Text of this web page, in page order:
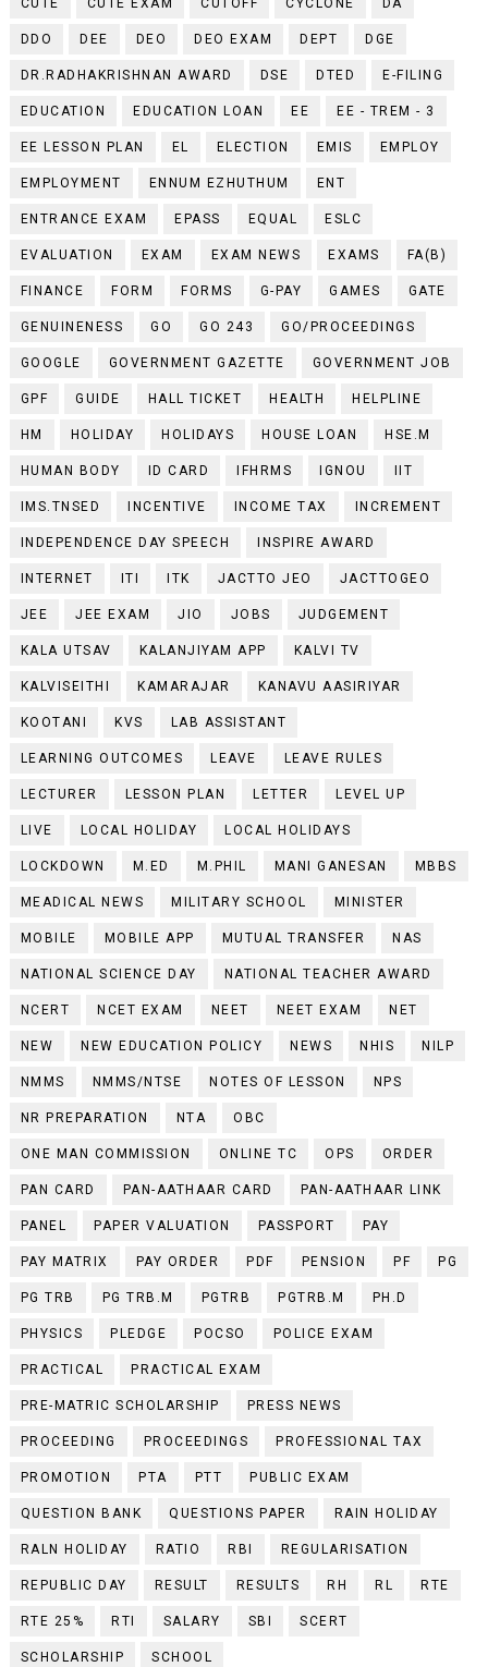
DDO DEE DEO DEO EXAM DEPT DGE
DR.RADHAKRISHNAN AWARD DSE DTED E-FILING
EDUCATION EDUCATION LOAN EE EE - TREM - 3
EE LESSON PLAN EL ELECTION EMIS EMPLOY
EMPLOYMENT ENNUM EZHUTHUM ENT
ENTRANCE EXAM EPASS EQUAL ESLC
EVALUATION EXAM EXAM NEWS EXAMS FA(B)
FINANCE FORM FORMS G-PAY GAMES GATE
GENUINENESS GO GO 243 GO/PROCEEDINGS
GOOGLE GOVERNMENT GAZETTE GOVERNMENT JOB
GPF GUIDE HALL TICKET HEALTH HELPLINE
HM HOLIDAY HOLIDAYS HOUSE LOAN HSE.M
HUMAN BODY ID CARD IFHRMS IGNOU IIT
IMS.TNSED INCENTIVE INCOME TAX INCREMENT
INDEPENDENCE DAY SPEECH INSPIRE AWARD
INTERNET ITI ITK JACTTO JEO JACTTOGEO
JEE JEE EXAM JIO JOBS JUDGEMENT
KALA UTSAV KALANJIYAM APP KALVI TV
KALVISEITHI KAMARAJAR KANAVU AASIRIYAR
KOOTANI KVS LAB ASSISTANT
LEARNING OUTCOMES LEAVE LEAVE RULES
LECTURER LESSON PLAN LETTER LEVEL UP
LIVE LOCAL HOLIDAY LOCAL HOLIDAYS
LOCKDOWN M.ED M.PHIL MANI GANESAN MBBS
MEADICAL NEWS MILITARY SCHOOL MINISTER
MOBILE MOBILE APP MUTUAL TRANSFER NAS
NATIONAL SCIENCE DAY NATIONAL TEACHER AWARD
NCERT NCET EXAM NEET NEET EXAM NET
NEW NEW EDUCATION POLICY NEWS NHIS NILP
NMMS NMMS/NTSE NOTES OF LESSON NPS
NR PREPARATION NTA OBC
ONE MAN COMMISSION ONLINE TC OPS ORDER
PAN CARD PAN-AATHAAR CARD PAN-AATHAAR LINK
PANEL PAPER VALUATION PASSPORT PAY
PAY MATRIX PAY ORDER PDF PENSION PF PG
PG TRB PG TRB.M PGTRB PGTRB.M PH.D
PHYSICS PLEDGE POCSO POLICE EXAM
PRACTICAL PRACTICAL EXAM
PRE-MATRIC SCHOLARSHIP PRESS NEWS
PROCEEDING PROCEEDINGS PROFESSIONAL TAX
PROMOTION PTA PTT PUBLIC EXAM
QUESTION BANK QUESTIONS PAPER RAIN HOLIDAY
RALN HOLIDAY RATIO RBI REGULARISATION
REPUBLIC DAY RESULT RESULTS RH RL RTE
RTE 25% RTI SALARY SBI SCERT
SCHOLARSHIP SCHOOL